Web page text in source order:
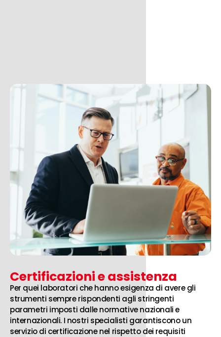
Certificazioni e assistenza
Per quei laboratori che hanno esigenza di avere gli
strumenti sempre rispondenti agli stringenti
parametri imposti dalle normative nazionali e
internazionali. I nostri specialisti garantiscono un
servizio di certificazione nel rispetto dei requisiti